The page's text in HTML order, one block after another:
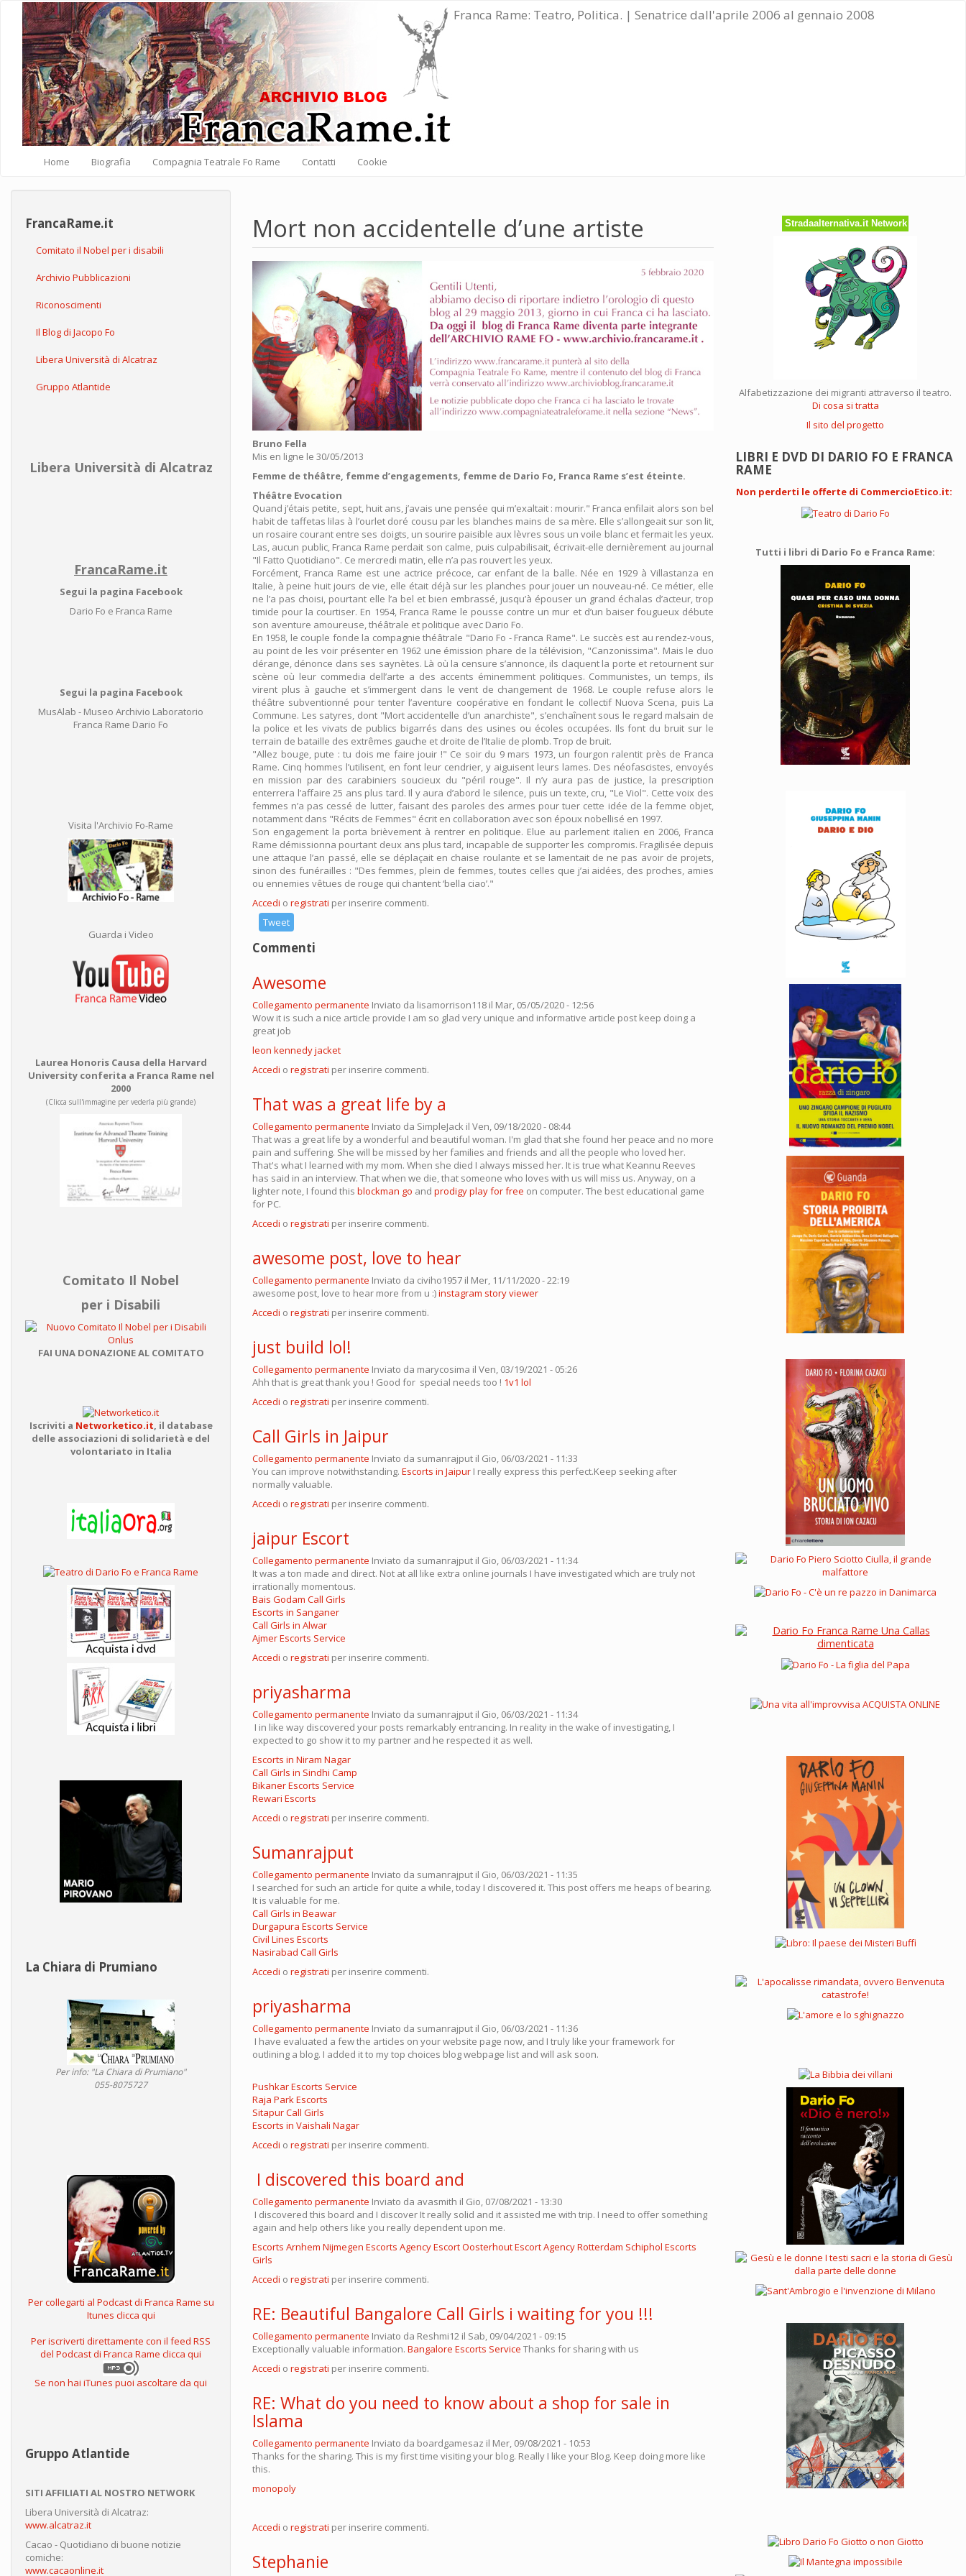
Salta al contenuto principale Franca Rame: Teatro, Politica. | Senatrice dall'aprile 2006 al gennaio 2008
Home Biografia Compagnia Teatrale Fo Rame Contatti Cookie
FrancaRame.it
Comitato il Nobel per i disabili
Archivio Pubblicazioni
Riconoscimenti
Il Blog di Jacopo Fo
Libera Università di Alcatraz
Gruppo Atlantide
Libera Università di Alcatraz
FrancaRame.it
Segui la pagina Facebook
Dario Fo e Franca Rame
Segui la pagina Facebook
MusAlab - Museo Archivio Laboratorio
Franca Rame Dario Fo
Visita l'Archivio Fo-Rame
Guarda i Video
Laurea Honoris Causa della Harvard
University conferita a Franca Rame nel
2000
(Clicca sull'immagine per vederla più grande)
Comitato Il Nobel
per i Disabili
FAI UNA DONAZIONE AL COMITATO
Iscriviti a Networketico.it il database
delle associazioni di solidarietà e del
volontariato in Italia
La Chiara di Prumiano
Per info: "La Chiara di Prumiano"
055-8075727
Per collegarti al Podcast di Franca Rame su
Itunes clicca qui
Per iscriverti direttamente con il feed RSS
del Podcast di Franca Rame clicca qui
Se non hai iTunes puoi ascoltare da qui
Gruppo Atlantide
SITI AFFILIATI AL NOSTRO NETWORK
Libera Università di Alcatraz:
www.alcatraz.it
Cacao - Quotidiano di buone notizie
comiche:
www.cacaonline.it
Mort non accidentelle d’une artiste
Bruno Fella
Mis en ligne le 30/05/2013
Femme de théâtre, femme d’engagements, femme de Dario Fo, Franca Rame s’est éteinte.
Théâtre Evocation
Quand j’étais petite, sept, huit ans, j’avais une pensée qui m’exaltait : mourir." Franca enfilait alors son bel
habit de taffetas lilas à l’ourlet doré cousu par les blanches mains de sa mère. Elle s’allongeait sur son lit,
un rosaire courant entre ses doigts, un sourire paisible aux lèvres sous un voile blanc et fermait les yeux.
Las, aucun public, Franca Rame perdait son calme, puis culpabilisait, écrivait-elle dernièrement au journal
"Il Fatto Quotidiano". Ce mercredi matin, elle n’a pas rouvert les yeux.
Forcément, Franca Rame est une actrice précoce, car enfant de la balle. Née en 1929 à Villastanza en
Italie, à peine huit jours de vie, elle était déjà sur les planches pour jouer un nouveau-né. Ce métier, elle
ne l’a pas choisi, pourtant elle l’a bel et bien embrassé, jusqu’à épouser un grand échalas d’acteur, trop
timide pour la courtiser. En 1954, Franca Rame le pousse contre un mur et d’un baiser fougueux débute
son aventure amoureuse, théâtrale et politique avec Dario Fo.
En 1958, le couple fonde la compagnie théâtrale "Dario Fo - Franca Rame". Le succès est au rendez-vous,
au point de les voir présenter en 1962 une émission phare de la télévision, "Canzonissima". Mais le duo
dérange, dénonce dans ses saynètes. Là où la censure s’annonce, ils claquent la porte et retournent sur
scène où leur commedia dell’arte a des accents éminemment politiques. Communistes, un temps, ils
virent plus à gauche et s’immergent dans le vent de changement de 1968. Le couple refuse alors le
théâtre subventionné pour tenter l’aventure coopérative en fondant le collectif Nuova Scena, puis La
Commune. Les satyres, dont "Mort accidentelle d’un anarchiste", s’enchaînent sous le regard malsain de
la police et les vivats de publics bigarrés dans des usines ou écoles occupées. Ils font du bruit sur le
terrain de bataille des extrêmes gauche et droite de l’Italie de plomb. Trop de bruit.
"Allez bouge, pute : tu dois me faire jouir !" Ce soir du 9 mars 1973, un fourgon ralentit près de Franca
Rame. Cinq hommes l’utilisent, en font leur cendrier, y aiguisent leurs lames. Des néofascistes, envoyés
en mission par des carabiniers soucieux du "péril rouge". Il n’y aura pas de justice, la prescription
enterrera l’affaire 25 ans plus tard. Il y aura d’abord le silence, puis un texte, cru, "Le Viol". Cette voix des
femmes n’a pas cessé de lutter, faisant des paroles des armes pour tuer cette idée de la femme objet,
notamment dans "Récits de Femmes" écrit en collaboration avec son époux nobellisé en 1997.
Son engagement la porta brièvement à rentrer en politique. Elue au parlement italien en 2006, Franca
Rame démissionna pourtant deux ans plus tard, incapable de supporter les compromis. Fragilisée depuis
une attaque l’an passé, elle se déplaçait en chaise roulante et se lamentait de ne pas avoir de projets,
sinon des funérailles : "Des femmes, plein de femmes, toutes celles que j’ai aidées, des proches, amies
ou ennemies vêtues de rouge qui chantent ‘bella ciao’."
Accedi o registrati per inserire commenti.
Tweet
Commenti
Awesome
Collegamento permanente Inviato da lisamorrison118 il Mar, 05/05/2020 - 12:56
Wow it is such a nice article provide I am so glad very unique and informative article post keep doing a
great job
leon kennedy jacket
Accedi o registrati per inserire commenti.
That was a great life by a
Collegamento permanente Inviato da SimpleJack il Ven, 09/18/2020 - 08:44
That was a great life by a wonderful and beautiful woman. I'm glad that she found her peace and no more
pain and suffering. She will be missed by her families and friends and all the people who loved her.
That's what I learned with my mom. When she died I always missed her. It is true what Keannu Reeves
has said in an interview. That when we die, that someone who loves with us will miss us. Anyway, on a
lighter note, I found this blockman go and prodigy play for free on computer. The best educational game
for PC.
Accedi o registrati per inserire commenti.
awesome post, love to hear
Collegamento permanente Inviato da civiho1957 il Mer, 11/11/2020 - 22:19
awesome post, love to hear more from u :)instagram story viewer
Accedi o registrati per inserire commenti.
just build lol!
Collegamento permanente Inviato da marycosima il Ven, 03/19/2021 - 05:26
Ahh that is great thank you ! Good for special needs too ! 1v1 lol
Accedi o registrati per inserire commenti.
Call Girls in Jaipur
Collegamento permanente Inviato da sumanrajput il Gio, 06/03/2021 - 11:33
You can improve notwithstanding. Escorts in Jaipur I really express this perfect.Keep seeking after
normally valuable.
Accedi o registrati per inserire commenti.
jaipur Escort
Collegamento permanente Inviato da sumanrajput il Gio, 06/03/2021 - 11:34
It was a ton made and direct. Not at all like extra online journals I have investigated which are truly not
irrationally momentous.
Bais Godam Call Girls
Escorts in Sanganer
Call Girls in Alwar
Ajmer Escorts Service
Accedi o registrati per inserire commenti.
priyasharma
Collegamento permanente Inviato da sumanrajput il Gio, 06/03/2021 - 11:34
I in like way discovered your posts remarkably entrancing. In reality in the wake of investigating, I
expected to go show it to my partner and he respected it as well.
Escorts in Niram Nagar
Call Girls in Sindhi Camp
Bikaner Escorts Service
Rewari Escorts
Accedi o registrati per inserire commenti.
Sumanrajput
Collegamento permanente Inviato da sumanrajput il Gio, 06/03/2021 - 11:35
I searched for such an article for quite a while, today I discovered it. This post offers me heaps of bearing.
It is valuable for me.
Call Girls in Beawar
Durgapura Escorts Service
Civil Lines Escorts
Nasirabad Call Girls
Accedi o registrati per inserire commenti.
priyasharma
Collegamento permanente Inviato da sumanrajput il Gio, 06/03/2021 - 11:36
I have evaluated a few the articles on your website page now, and I truly like your framework for
outlining a blog. I added it to my top choices blog webpage list and will ask soon.
Pushkar Escorts Service
Raja Park Escorts
Sitapur Call Girls
Escorts in Vaishali Nagar
Accedi o registrati per inserire commenti.
I discovered this board and
Collegamento permanente Inviato da avasmith il Gio, 07/08/2021 - 13:30
I discovered this board and I discover It really solid and it assisted me with trip. I need to offer something
again and help others like you really dependent upon me.
Escorts Arnhem Nijmegen Escorts AgencyEscort OosterhoutEscort Agency Rotterdam Schiphol Escorts
Girls
Accedi o registrati per inserire commenti.
RE: Beautiful Bangalore Call Girls i waiting for you !!!
Collegamento permanente Inviato da Reshmi12 il Sab, 09/04/2021 - 09:15
Exceptionally valuable information. Bangalore Escorts Service Thanks for sharing with us
Accedi o registrati per inserire commenti.
RE: What do you need to know about a shop for sale in
Islama
Collegamento permanente Inviato da boardgamesaz il Mer, 09/08/2021 - 10:53
Thanks for the sharing. This is my first time visiting your blog. Really I like your Blog. Keep doing more like
this.
monopoly
Accedi o registrati per inserire commenti.
Stephanie
Stradaalternativa.it Network
Alfabetizzazione dei migranti attraverso il teatro.
Di cosa si tratta
Il sito del progetto
LIBRI E DVD DI DARIO FO E FRANCA
RAME
Non perderti le offerte di CommercioEtico.it:
Tutti i libri di Dario Fo e Franca Rame: